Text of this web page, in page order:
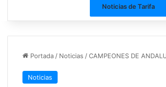
Noticias de Tarifa
Portada/ Noticias /CAMPEONES DE
Noticias